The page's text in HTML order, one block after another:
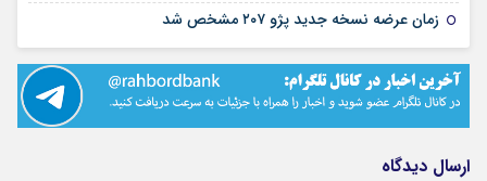
زمان عرضه نسخه جدید پژو ۲۰۷ مشخص شد
ارسال دیدگاه